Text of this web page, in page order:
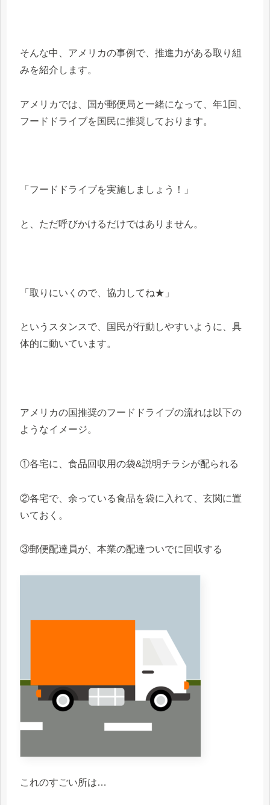
そんな中、アメリカの事例で、推進力がある取り組
みを紹介します。
アメリカでは、国が郵便局と一緒になって、年1回、
フードドライブを国民に推奨しております。
「フードドライブを実施しましょう！」
と、ただ呼びかけるだけではありません。
「取りにいくので、協力してね★」
というスタンスで、国民が行動しやすいように、具
体的に動いています。
アメリカの国推奨のフードドライブの流れは以下の
ようなイメージ。
①各宅に、食品回収用の袋&説明チラシが配られる
②各宅で、余っている食品を袋に入れて、玄関に置
いておく。
③郵便配達員が、本業の配達ついでに回収する
これのすごい所は…